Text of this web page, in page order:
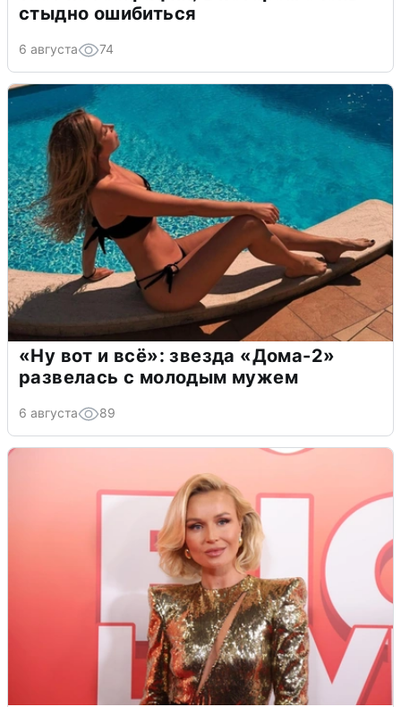
стыдно ошибиться
6 августа 74
«Ну вот и всё»: звезда «Дома-2»
развелась с молодым мужем
6 августа 89